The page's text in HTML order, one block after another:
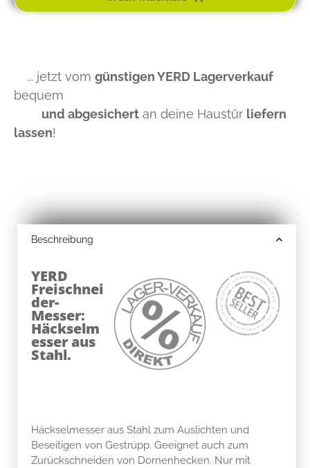
... jetzt vom günstigen YERD Lagerverkauf
bequem
und abgesichert an deine Haustür liefern
lassen!
Beschreibung
YERD
Freischnei
der-
Messer:
Häckselm
esser aus
Stahl.
Häckselmesser aus Stahl zum Auslichten und
Beseitigen von Gestrüpp. Geeignet auch zum
Zurückschneiden von Dornenhecken. Nur mit